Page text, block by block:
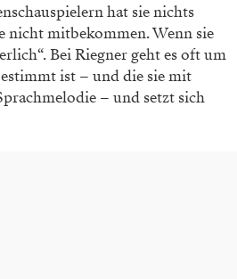
hat sie nichts
nicht mitbekommen. Wenn sie
Bei Riegner geht es oft um
ist – und die sie mit
– und setzt sich